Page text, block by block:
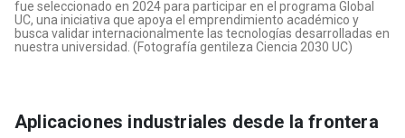
fue seleccionado en 2024 para participar en el programa Global
UC, una iniciativa que apoya el emprendimiento académico y
busca validar internacionalmente las tecnologías desarrolladas en
nuestra universidad. (Fotografía gentileza Ciencia 2030 UC)
Aplicaciones industriales desde la frontera